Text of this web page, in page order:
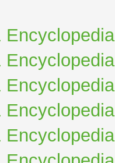
Encyclopedia
Encyclopedia
Encyclopedia
Encyclopedia
Encyclopedia